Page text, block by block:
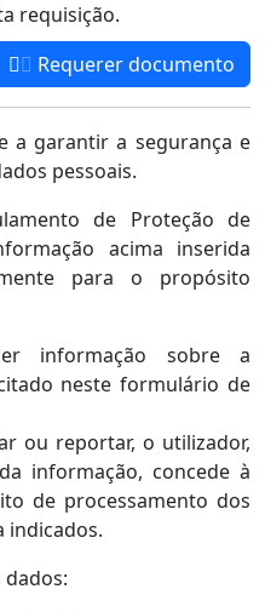
requisição.
Requerer documento
a garantir a segurança e
pessoais.
de Proteção de
acima inserida
para o propósito
informação sobre a
neste formulário de
ou reportar, o utilizador,
informação, concede à
de processamento dos
indicados.